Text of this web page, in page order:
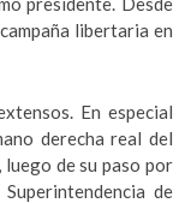
libertaria en
En especial
derecha real del
de su paso por
de